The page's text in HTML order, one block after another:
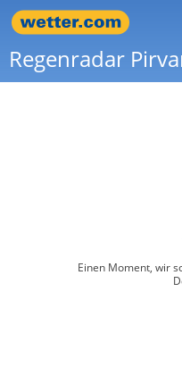
Regenradar
Einen Moment, wir